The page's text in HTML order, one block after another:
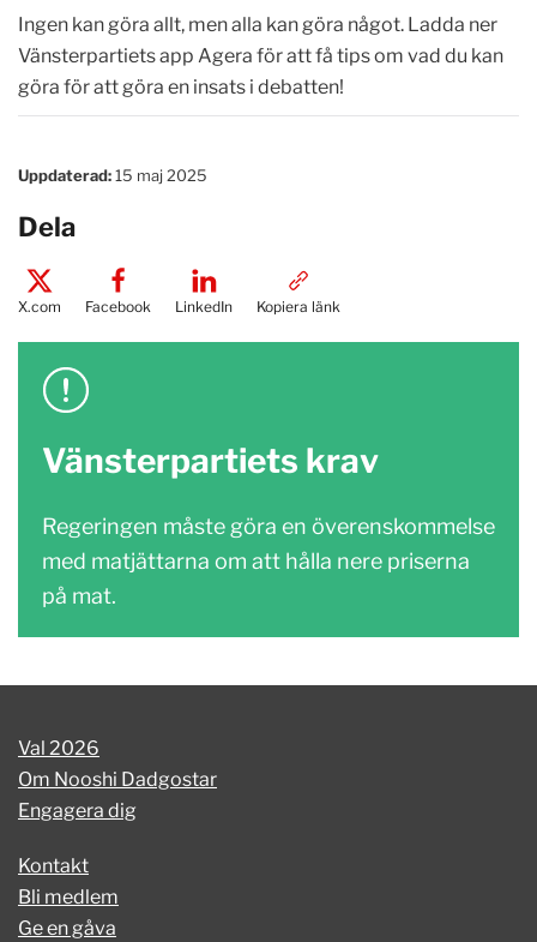
Ingen kan göra allt, men alla kan göra något. Ladda ner
Vänsterpartiets app Agera för att få tips om vad du kan
göra för att göra en insats i debatten!
Uppdaterad:15 maj 2025
Dela
X.com Facebook LinkedIn Kopiera länk
Vänsterpartiets krav
Regeringen måste göra en överenskommelse
med matjättarna om att hålla nere priserna
på mat.
Val 2026
Om Nooshi Dadgostar
Engagera dig
Kontakt
Bli medlem
Ge en gåva